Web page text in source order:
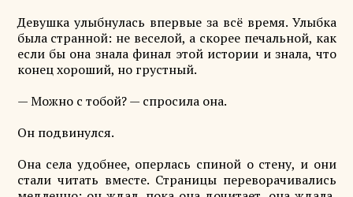
Девушка улыбнулась впервые за всё время. Улыбка
была странной: не веселой, а скорее печальной, как
если бы она знала финал этой истории и знала, что
конец хороший, но грустный.
— Можно с тобой? — спросила она.
Он подвинулся.
Она села удобнее, оперлась спиной о стену, и они
стали читать вместе. Страницы переворачивались